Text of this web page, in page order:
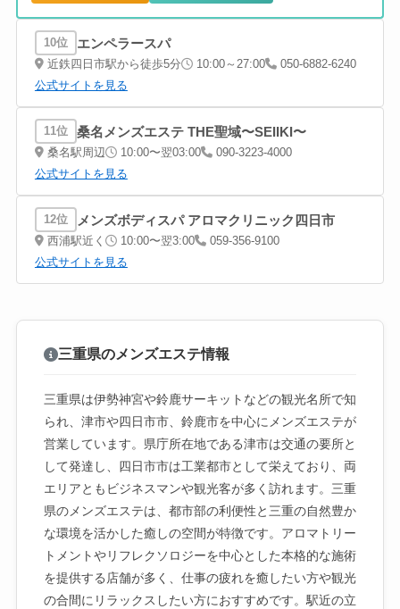
10位 エンペラースパ
近鉄四日市駅から徒歩5分 10:00～27:00
050-6882-6240
公式サイトを見る
11位 桑名メンズエステ THE聖域〜SEIIKI〜
桑名駅周辺 10:00〜翌03:00
090-3223-4000
公式サイトを見る
12位 メンズボディスパ アロマクリニック四日市
西浦駅近く 10:00〜翌3:00
059-356-9100
公式サイトを見る
三重県のメンズエステ情報
三重県は伊勢神宮や鈴鹿サーキットなどの観光名所で知
られ、津市や四日市市、鈴鹿市を中心にメンズエステが
営業しています。県庁所在地である津市は交通の要所と
して発達し、四日市市は工業都市として栄えており、両
エリアともビジネスマンや観光客が多く訪れます。三重
県のメンズエステは、都市部の利便性と三重の自然豊か
な環境を活かした癒しの空間が特徴です。アロマトリー
トメントやリフレクソロジーを中心とした本格的な施術
を提供する店舗が多く、仕事の疲れを癒したい方や観光
の合間にリラックスしたい方におすすめです。駅近の立